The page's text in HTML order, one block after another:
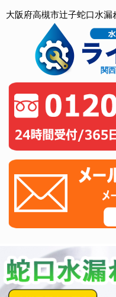
大阪府高槻市辻子蛇口水
関